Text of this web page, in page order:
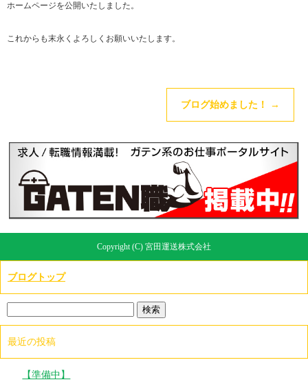
ホームページを公開いたしました。
これからも末永くよろしくお願いいたします。
ブログ始めました！ →
Copyright (C) 宮田運送株式会社
ブログトップ
最近の投稿
【準備中】